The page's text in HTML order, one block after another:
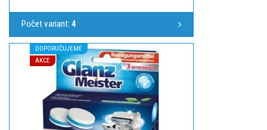
Počet variant: 4
DOPORUČUJEME
AKCE